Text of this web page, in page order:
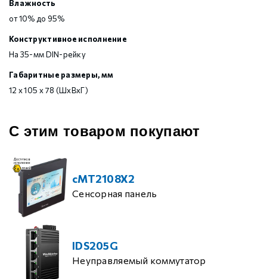
Влажность
от 10% до 95%
Конструктивное исполнение
На 35-мм DIN-рейку
Габаритные размеры, мм
12 х 105 х 78 (ШхВхГ)
С этим товаром покупают
cMT2108X2
Сенсорная панель
IDS205G
Неуправляемый коммутатор